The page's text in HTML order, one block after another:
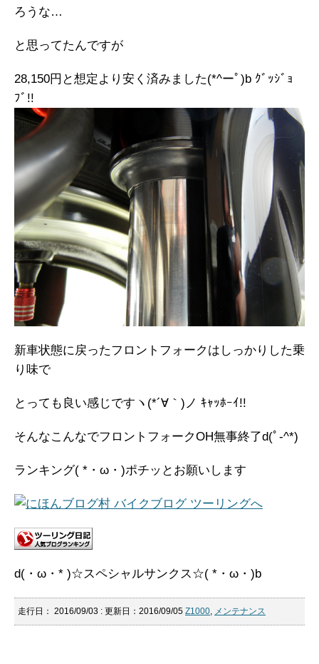
ろうな…
と思ってたんですが
28,150円と想定より安く済みました(*^ーﾟ)b ｸﾞｯｼﾞｮ
ﾌﾞ!!
新車状態に戻ったフロントフォークはしっかりした乗
り味で
とっても良い感じですヽ(*´∀｀)ノ ｷｬｯﾎｰｲ!!
そんなこんなでフロントフォークOH無事終了d(ﾟ-^*)
ランキング( *・ω・)ポチッとお願いします
d(・ω・* )☆スペシャルサンクス☆( *・ω・)b
走行日： 2016/09/03 : 更新日：2016/09/05 Z1000, メンテナンス